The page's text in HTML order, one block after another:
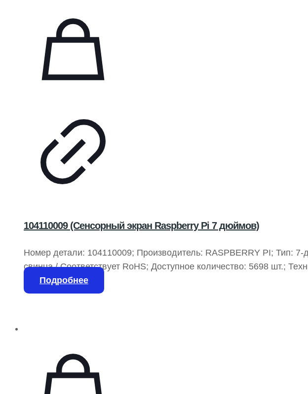
104110009 (Сенсорный экран Raspberry Pi 7 дюймов)
Номер детали: 104110009; Производитель: RASPBERRY PI; Тип:
свинца / Соответствует RoHS; Доступное количество: 5698 шт.;
наименования: 104110009-ND, 1597-1343; В комплекте: плата,
Подробнее